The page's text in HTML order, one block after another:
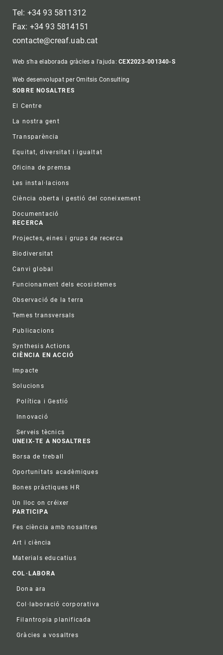
Tel: +34 93 5811312
Fax: +34 93 5814151
contacte@creaf.uab.cat
Web s'ha elaborada gràcies a l'ajuda:CEX2023-001340-S
Web desenvolupat per Omitsis Consulting
Footer
SOBRE NOSALTRES
El Centre
La nostra gent
Transparència
Equitat, diversitat i igualtat
Oficina de premsa
Les instal·lacions
Ciència oberta i gestió del coneixement
Documentació
RECERCA
Projectes, eines i grups de recerca
Biodiversitat
Canvi global
Funcionament dels ecosistemes
Observació de la terra
Temes transversals
Publicacions
Synthesis Actions
CIÈNCIA EN ACCIÓ
Impacte
Solucions
Política i Gestió
Innovació
Serveis tècnics
UNEIX-TE A NOSALTRES
Borsa de treball
Oportunitats acadèmiques
Bones pràctiques HR
Un lloc on créixer
PARTICIPA
Fes ciència amb nosaltres
Art i ciència
Materials educatius
COL·LABORA
Dona ara
Col·laboració corporativa
Filantropia planificada
Gràcies a vosaltres